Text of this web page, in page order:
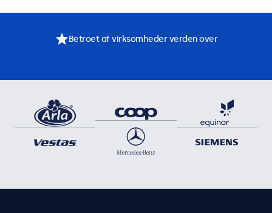
Betroet af virksomheder verden over